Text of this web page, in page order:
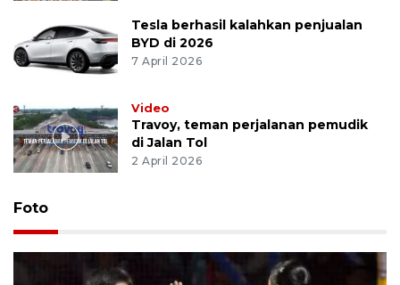
Tesla berhasil kalahkan penjualan
BYD di 2026
7 April 2026
Video
Travoy, teman perjalanan pemudik
di Jalan Tol
2 April 2026
Foto